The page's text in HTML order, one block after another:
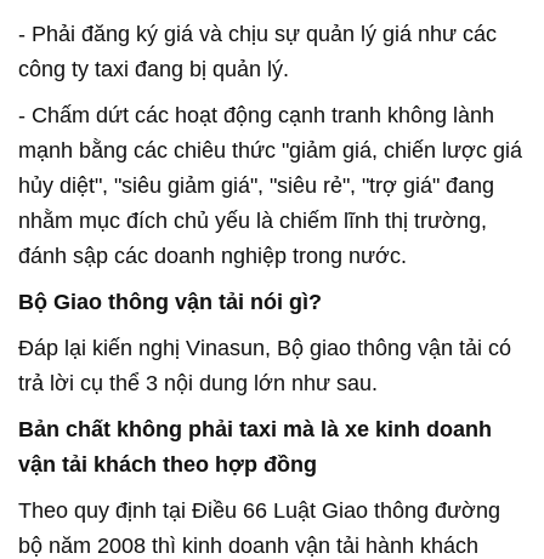
- Phải đăng ký giá và chịu sự quản lý giá như các
công ty taxi đang bị quản lý.
- Chấm dứt các hoạt động cạnh tranh không lành
mạnh bằng các chiêu thức "giảm giá, chiến lược giá
hủy diệt", "siêu giảm giá", "siêu rẻ", "trợ giá" đang
nhằm mục đích chủ yếu là chiếm lĩnh thị trường,
đánh sập cá c doanh nghiệp trong nước.
Bộ Giao thông vận tải nói gì?
Đáp lại kiến nghị Vinasun, Bộ giao thông vận tải có
trả lời cụ thể 3 nội dung lớn như sau.
Bản chất không phải taxi mà là xe kinh doanh
vận tải khách theo hợp đồng
Theo quy định tại Điều 66 Luật Giao thông đường
bộ năm 2008 thì kinh doanh vận tải hành khách